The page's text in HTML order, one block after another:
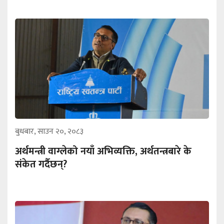
बुधबार, साउन २०, २०८३
अर्थमन्त्री वाग्लेको नयाँ अभिव्यक्ति, अर्थतन्त्रबारे के
संकेत गर्दैछन्?